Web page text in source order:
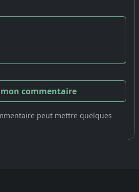
peut mettre quelques